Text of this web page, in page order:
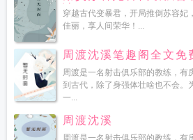
读
穿越古代变暴君，开局推倒苏容妃
佳丽，享人间荣华！...
周渡沈溪笔趣阁全文免
周渡是一名射击俱乐部的教练，有
到古代，除了身强体壮啥也不会。
一...
周渡沈溪
周渡是一名射击俱乐部的教练，有